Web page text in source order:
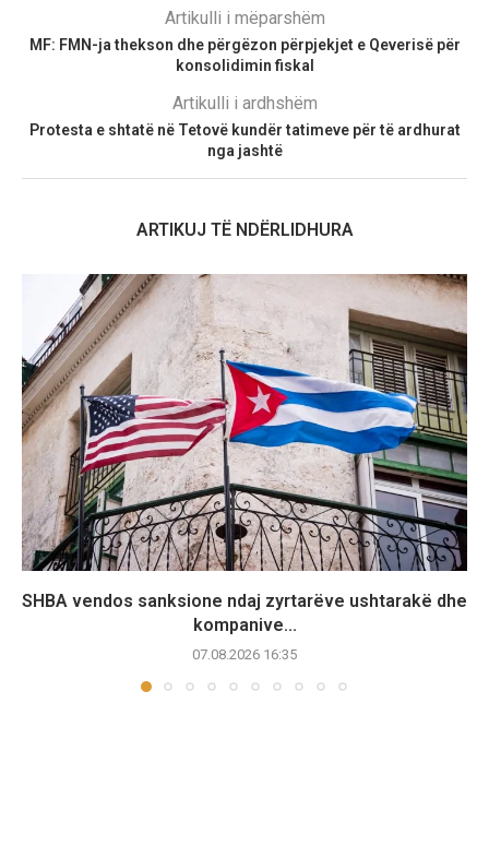
Artikulli i mëparshëm
MF: FMN-ja thekson dhe përgëzon përpjekjet e Qeverisë për
konsolidimin fiskal
Artikulli i ardhshëm
Protesta e shtatë në Tetovë kundër tatimeve për të ardhurat
nga jashtë
ARTIKUJ TË NDËRLIDHURA
SHBA vendos sanksione ndaj zyrtarëve ushtarakë dhe
kompanive...
07.08.2026 16:35